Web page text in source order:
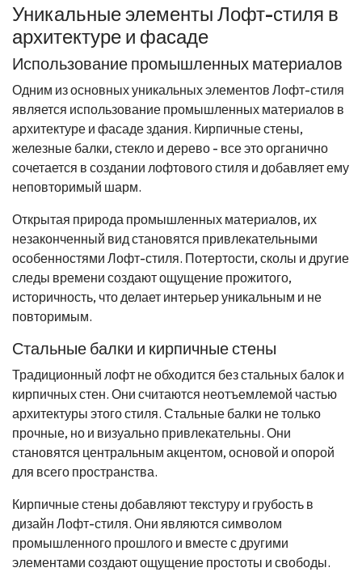
Уникальные элементы Лофт-стиля в
архитектуре и фасаде
Использование промышленных материалов
Одним из основных уникальных элементов Лофт-стиля
является использование промышленных материалов в
архитектуре и фасаде здания. Кирпичные стены,
железные балки, стекло и дерево - все это органично
сочетается в создании лофтового стиля и добавляет ему
неповторимый шарм.
Открытая природа промышленных материалов, их
незаконченный вид становятся привлекательными
особенностями Лофт-стиля. Потертости, сколы и другие
следы времени создают ощущение прожитого,
историчность, что делает интерьер уникальным и не
повторимым.
Стальные балки и кирпичные стены
Традиционный лофт не обходится без стальных балок и
кирпичных стен. Они считаются неотъемлемой частью
архитектуры этого стиля. Стальные балки не только
прочные, но и визуально привлекательны. Они
становятся центральным акцентом, основой и опорой
для всего пространства.
Кирпичные стены добавляют текстуру и грубость в
дизайн Лофт-стиля. Они являются символом
промышленного прошлого и вместе с другими
элементами создают ощущение простоты и свободы.